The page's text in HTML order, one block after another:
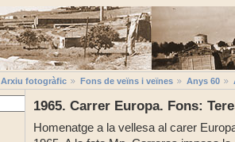
Arxiu fotogràfic Fons de veïns i veïnes Anys 60
1965. Carrer Europa. Fons:
Homenatge a la vellesa al carer